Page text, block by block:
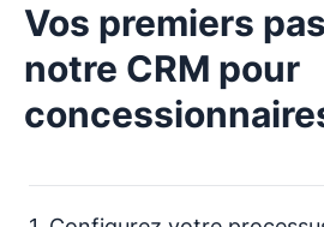
Vos premiers
notre CRM pour